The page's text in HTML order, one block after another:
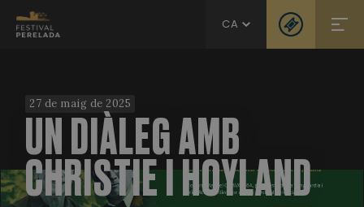
CA
27 de maig de 2025
UN DIÀLEG AMB
CHRISTIE I HOYLAND